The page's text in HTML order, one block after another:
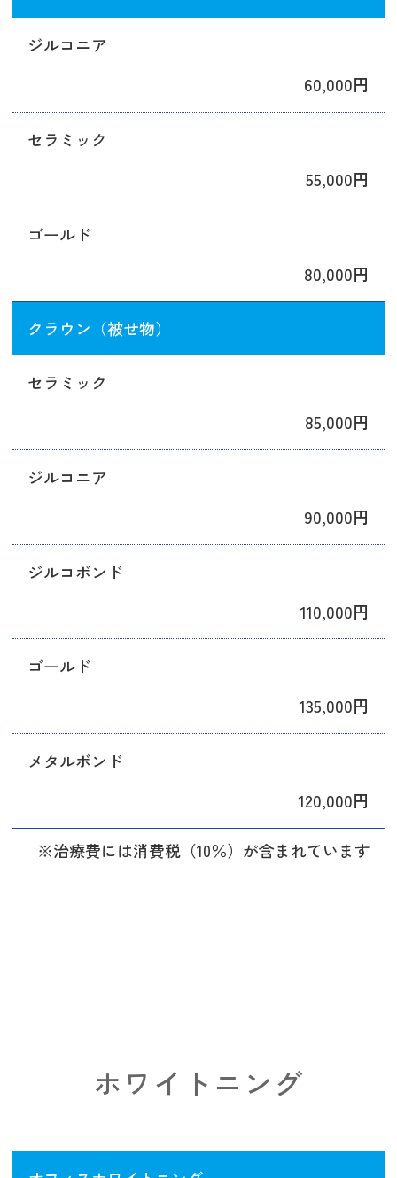
ジルコニア
60,000円
セラミック
55,000円
ゴールド
80,000円
クラウン（被せ物）
セラミック
85,000円
ジルコニア
90,000円
ジルコボンド
110,000円
ゴールド
135,000円
メタルボンド
120,000円
※治療費には消費税（10％）が含まれています
ホワイトニング